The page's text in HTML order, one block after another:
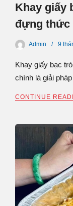
Khay giấy
đựng thức
Admin 9
Khay giấy bạc
chính là giải
CONTINUE